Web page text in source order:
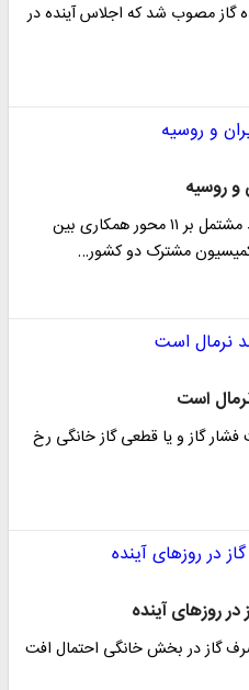
مصوب شد که اجلاس آینده در
وزیر نفت از امضای تفاهمنامه ۱۵ سند مشتمل بر ۱۱ محور همکاری بین
مشترک دو کشور…
گاز و یا قطعی گاز خانگی رخ
روزهای آینده
گاز در بخش خانگی احتمال افت